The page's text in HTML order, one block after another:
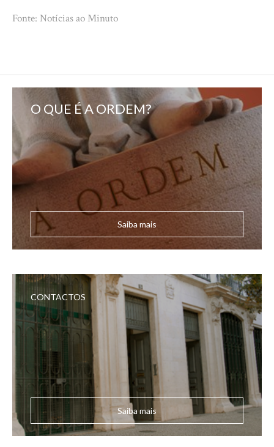
Fonte: Notícias ao Minuto
O QUE É A ORDEM?
Saiba mais
CONTACTOS
Saiba mais